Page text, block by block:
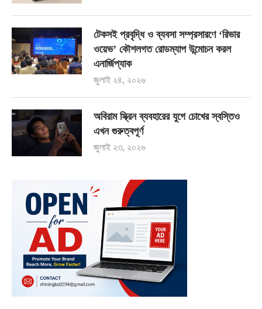
টেকসই প্রবৃদ্ধি ও ব্যবসা সম্প্রসারণে ‘রিভার
ওয়েভ’ কৌশলগত রোডম্যাপ উন্মোচন করল
এনার্জিপ্যাক
জুলাই ২৪, ২০২৬
অবিরাম স্ক্রিন ব্যবহারের যুগে চোখের স্বস্তিও
এখন গুরুত্বপূর্ণ
জুলাই ২৩, ২০২৬